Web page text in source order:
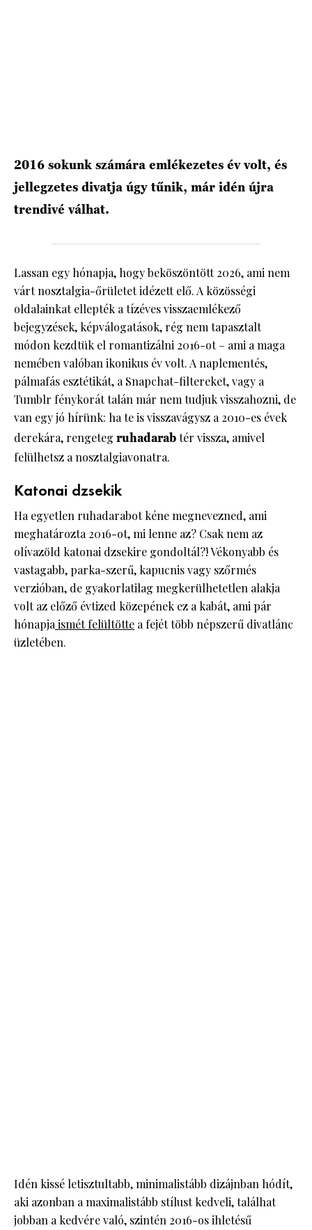
2016 sokunk számára emlékezetes év volt, és
jellegzetes divatja úgy tűnik, már idén újra
trendivé válhat.
Lassan egy hónapja, hogy beköszöntött 2026, ami nem
várt nosztalgia-őrületet idézett elő. A közösségi
oldalainkat ellepték a tízéves visszaemlékező
bejegyzések, képválogatások, rég nem tapasztalt
módon kezdtük el romantizálni 2016-ot – ami a maga
nemében valóban ikonikus év volt. A naplementés,
pálmafás esztétikát, a Snapchat-filtereket, vagy a
Tumblr fénykorát talán már nem tudjuk visszahozni, de
van egy jó hírünk: ha te is visszavágysz a 2010-es évek
derekára, rengeteg ruhadarabtér vissza, amivel
felülhetsz a nosztalgiavonatra.
Katonai dzsekik
Ha egyetlen ruhadarabot kéne megnevezned, ami
meghatározta 2016-ot, mi lenne az? Csak nem az
olívazöld katonai dzsekire gondoltál?! Vékonyabb és
vastagabb, parka-szerű, kapucnis vagy szőrmés
verzióban, de gyakorlatilag megkerülhetetlen alakja
volt az előző évtized közepének ez a kabát, ami pár
hónapjaismét felültötte a fejét több népszerű divatlánc
üzletében.
Idén kissé letisztultabb, minimalistább dizájnban hódít,
aki azonban a maximalistább stílust kedveli, találhat
jobban a kedvére való, szintén 2016-os ihletésű